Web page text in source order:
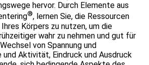
hervor. Durch Elemente aus
®, lernen Sie, die Ressourcen
Körpers zu nutzen, um die
wahr zu nehmen und gut für
von Spannung und
und Aktivität, Eindruck und Ausdruck